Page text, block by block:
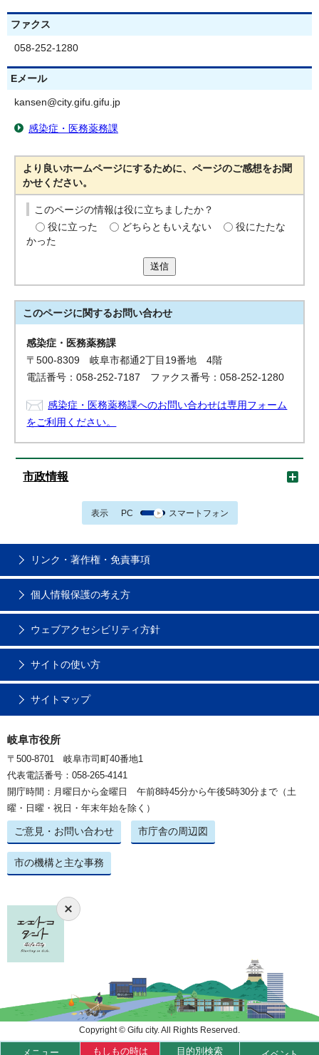
ファクス
058-252-1280
Eメール
kansen@city.gifu.gifu.jp
感染症・医務薬務課
より良いホームページにするために、ページのご感想をお聞
かせください。
このページの情報は役に立ちましたか？
役に立った
どちらともいえない
役にたたな
かった
送信
このページに関するお問い合わせ
感染症・医務薬務課
〒500-8309 岐阜市都通2丁目19番地 4階
電話番号：058-252-7187 ファクス番号：058-252-1280
感染症・医務薬務課へのお問い合わせは専用フォーム
をご利用ください。
市政情報
表示 PC スマートフォン
メニュー もしもの時は 目的別検索
リンク・著作権・免責事項
個人情報保護の考え方
ウェブアクセシビリティ方針
サイトの使い方
サイトマップ
岐阜市役所
〒500-8701 岐阜市司町40番地1
代表電話番号：058-265-4141
開庁時間：月曜日から金曜日 午前8時45分から午後5時30分まで（土
曜・日曜・祝日・年末年始を除く）
ご意見・お問い合わせ 市庁舎の周辺図
市の機構と主な事務
Copyright © Gifu city. All Rights Reserved.